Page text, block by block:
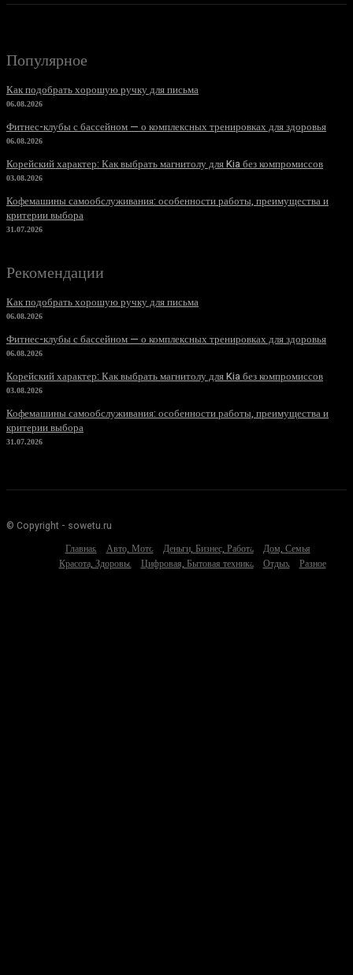
Популярное
Как подобрать хорошую ручку для письма
06.08.2026
Фитнес-клубы с бассейном — о комплексных тренировках для здоровья
06.08.2026
Корейский характер: Как выбрать магнитолу для Kia без компромиссов
03.08.2026
Кофемашины самообслуживания: особенности работы, преимущества и
критерии выбора
31.07.2026
Рекомендации
Как подобрать хорошую ручку для письма
06.08.2026
Фитнес-клубы с бассейном — о комплексных тренировках для здоровья
06.08.2026
Корейский характер: Как выбрать магнитолу для Kia без компромиссов
03.08.2026
Кофемашины самообслуживания: особенности работы, преимущества и
критерии выбора
31.07.2026
© Copyright - sowetu.ru
Главная
Авто, Мото Деньги, Бизнес, Работа
Дом, Семья
Красота, Здоровье
Цифровая, Бытовая техника Отдых Разное